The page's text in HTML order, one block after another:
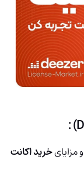
خرید اکانت